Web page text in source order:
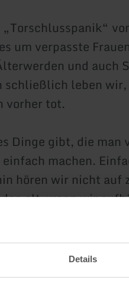
Details
um verpasste
und auch
schließlich leben
vorher tot.
Dinge gibt, die man
machen.
hören wir nicht auf
alt, wenn wir
die Lachmuskeln